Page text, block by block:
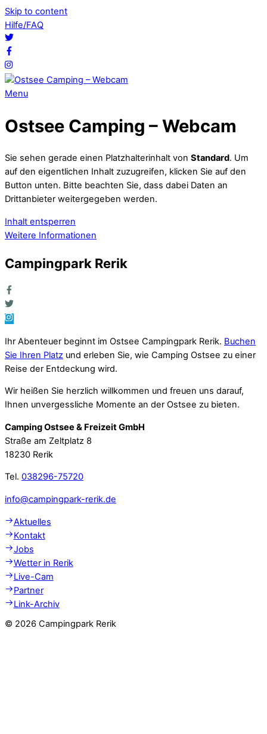
Skip to content
Hilfe/FAQ
Menu
Ostsee Camping – Webcam
Sie sehen gerade einen Platzhalterinhalt von Standard. Um
auf den eigentlichen Inhalt zuzugreifen, klicken Sie auf den
Button unten. Bitte beachten Sie, dass dabei Daten an
Drittanbieter weitergegeben werden.
Inhalt entsperren
Weitere Informationen
Campingpark Rerik
Ihr Abenteuer beginnt im Ostsee Campingpark Rerik. Buchen
Sie Ihren Platz und erleben Sie, wie Camping Ostsee zu einer
Reise der Entdeckung wird.
Wir heißen Sie herzlich willkommen und freuen uns darauf,
Ihnen unvergessliche Momente an der Ostsee zu bieten.
Camping Ostsee & Freizeit GmbH
Straße am Zeltplatz 8
18230 Rerik
Tel. 038296-75720
info@campingpark-rerik.de
Aktuelles
Kontakt
Jobs
Wetter in Rerik
Live-Cam
Partner
Link-Archiv
© 2026 Campingpark Rerik